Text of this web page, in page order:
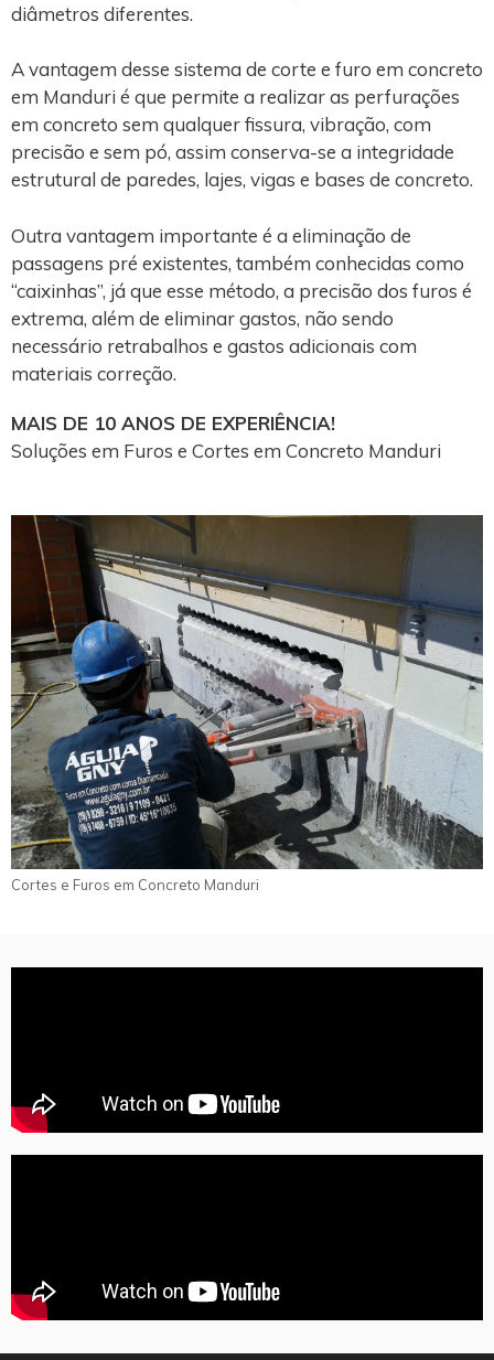
diâmetros diferentes.
A vantagem desse sistema de corte e furo em concreto
em Manduri é que permite a realizar as perfurações
em concreto sem qualquer fissura, vibração, com
precisão e sem pó, assim conserva-se a integridade
estrutural de paredes, lajes, vigas e bases de concreto.
Outra vantagem importante é a eliminação de
passagens pré existentes, também conhecidas como
“caixinhas”, já que esse método, a precisão dos furos é
extrema, além de eliminar gastos, não sendo
necessário retrabalhos e gastos adicionais com
materiais correção.
MAIS DE 10 ANOS DE EXPERIÊNCIA!
Soluções em Furos e Cortes em Concreto Manduri
Cortes e Furos em Concreto Manduri